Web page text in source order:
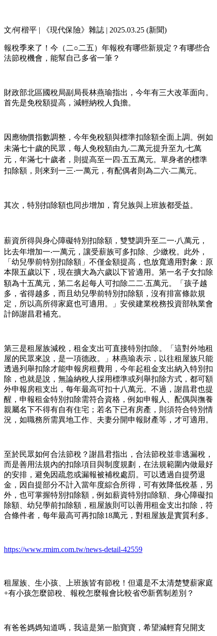
文/何楷平 | 《現代保險》雜誌 | 2025.03.25 (新聞)
報稅季來了！今（二○二五）年報稅有哪些新規定？有哪些合
法節稅機會，能幫自己多省一筆？
財政部北區國稅局副局長林燕瑜指出，今年有三大改革面向。
首先是免稅額提高，減輕納稅人負擔。
因應物價指數調整，今年免稅額與標準扣除額全面上調。例如
未滿七十歲的民眾，每人免稅額由九‧二萬元提升至九‧七萬
元，年滿七十歲者，則提高至一四‧五五萬元。單身者的標準
扣除額，則來到一三‧一萬元，有配偶者則為二六‧二萬元。
其次，特別扣除額也同步增加，育兒族與上班族都受益。
薪資所得與身心障礙特別扣除額，雙雙調升至二一‧八萬元，
比去年增加一‧一萬元，讓受薪族可多扣除、少繳稅。此外，
「幼兒學前特別扣除額」不僅金額提高，也放寬適用對象：原
本限五歲以下，現在擴大為六歲以下皆適用。第一名子女扣除
額為十五萬元，第二名起每人可扣除二二‧五萬元。「孩子越
多，省得越多，而且幼兒學前特別扣除額，沒有排富條款規
定，所以高所得家庭也可適用。」安侯建業稅務投資部執業會
計師謝昌君補充。
第三是租屋族減稅，租金支出可直接特別扣除。「這對外地租
屋的民眾來說，是一項德政。」林燕瑜表示，以往租屋族只能
透過列舉扣除才能申報房租費用，今年起租金支出納入特別扣
除，也就是說，無論納稅人採用標準或列舉扣除方式，都可額
外申報房租支出，每年最高可扣十八萬元。不過，謝昌君也提
醒，申報租金特別扣除需符合資格，例如申報人、配偶與撫養
親屬名下不得有自有住宅；若名下已有房產，則須符合特別情
況，如職務所需異地工作、夫妻分開申報財產等，才可適用。
至於民眾如何合法節稅？謝昌君指出，合法節稅並非逃漏稅，
而是善用法規內的扣除項目與制度規劃，在法規範圍內做最好
的安排，避免因疏忽或漏報被補稅處罰。可以透過自提勞退
金，因自提部分不計入當年度綜合所得，可有效降低稅基，另
外，也可掌握特別扣除額，例如薪資特別扣除額、身心障礙扣
除額、幼兒學前扣除額，租屋族則可以善用租金支出扣除，符
合條件者，每年最高可再扣除18萬元，對租屋族是實質利多。
https://www.rmim.com.tw/news-detail-42559
租屋族、生小孩、上班族皆有節稅！但還是不太清楚雙薪家庭
+有小孩怎麼節稅、報稅怎麼報會比較省🥹新舊制差別？
有爸爸媽媽知道嗎，我這是第一胎寶寶，希望減輕育兒開支